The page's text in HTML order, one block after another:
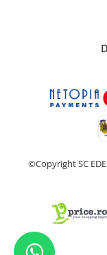
©Copyright SC